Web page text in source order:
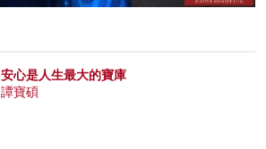
安心是人生最大的寶庫
譚寶碩